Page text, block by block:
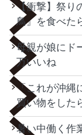
【衝撃】祭り
鳥』を食べた
母親が娘にド
万いいね
「これが沖縄
買い物をした
暑い中働く作